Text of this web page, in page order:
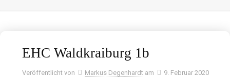
EHC Waldkraiburg 1b
Veröffentlicht von Markus Degenhardt am 9. Februar 2020